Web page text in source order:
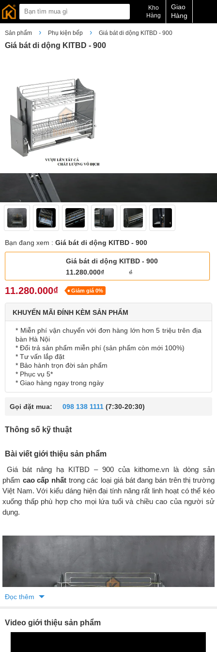
Sản phẩm › Phụ kiện bếp › Giá bát di dộng KITBD - 900
Giá bát di dộng KITBD - 900
Bạn đang xem : Giá bát di dộng KITBD - 900
Giá bát di dộng KITBD - 900
11.280.000₫
₫
11.280.000₫ Giảm giá 0%
KHUYẾN MÃI ĐÍNH KÈM SẢN PHẨM
* Miễn phí vận chuyển với đơn hàng lớn hơn 5 triệu trên địa
bàn Hà Nội
* Đổi trả sản phẩm miễn phí (sản phẩm còn mới 100%)
* Tư vấn lắp đặt
* Bảo hành trọn đời sản phẩm
* Phục vụ 5*
* Giao hàng ngay trong ngày
Gọi đặt mua: 098 138 1111 (7:30-20:30)
Thông số kỹ thuật
Bài viết giới thiệu sản phẩm
Giá bát nâng hạ KITBD – 900 của kithome.vn là dòng sản
phẩm cao cấp nhất trong các loại giá bát đang bán trên thị trường
Việt Nam. Với kiểu dáng hiện đại tính năng rất linh hoạt có thể kéo
xuống thấp phù hợp cho mọi lứa tuổi và chiều cao của người sử
dụng.
Đọc thêm
Video giới thiệu sản phẩm
Kho
Hàng
Giao
Hàng